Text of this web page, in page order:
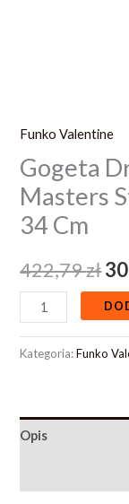
Funko Valentine
Gogeta
Masters
34 Cm
422,79zł
Kategoria:Funko
Opis